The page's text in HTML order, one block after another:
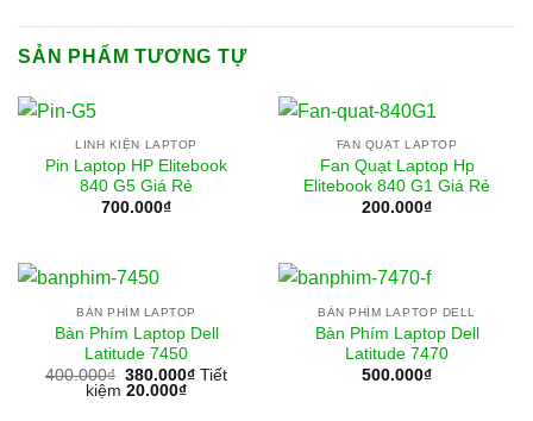
SẢN PHẨM TƯƠNG TỰ
LINH KIỆN LAPTOP
Pin Laptop HP Elitebook
840 G5 Giá Rẻ
700.000₫
FAN QUẠT LAPTOP
Fan Quạt Laptop Hp
Elitebook 840 G1 Giá Rẻ
200.000₫
BÀN PHÍM LAPTOP
Bàn Phím Laptop Dell
Latitude 7450
400.000₫ 380.000₫ Tiết
kiệm 20.000₫
BÀN PHÍM LAPTOP DELL
Bàn Phím Laptop Dell
Latitude 7470
500.000₫